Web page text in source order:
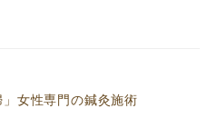
女性専門の鍼灸施術